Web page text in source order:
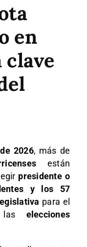
en
clave
2026, más de
están
presidente o
y los 57
para el
elecciones